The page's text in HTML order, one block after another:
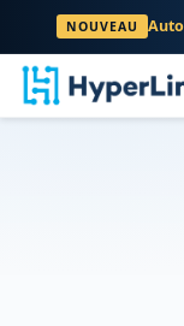
NOUVEAU